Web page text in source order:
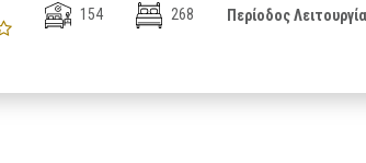
154
268 Περίοδος